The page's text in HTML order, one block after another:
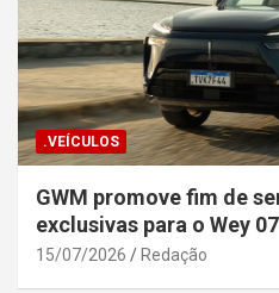
.VEÍCULOS
GWM promove fim de
exclusivas para o Wey 07
15/07/2026 Redação